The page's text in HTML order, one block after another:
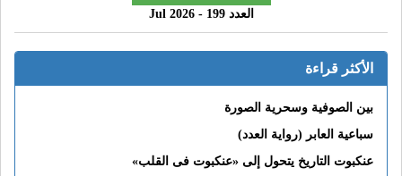
العدد 199 - 2026 Jul
الأكثر قراءة
بين الصوفية وسحرية الصورة
سباعية العابر (رواية العدد)
عنكبوت التاريخ يتحول إلى «عنكبوت فى القلب»